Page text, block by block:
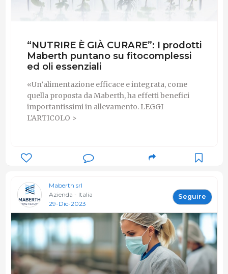
“NUTRIRE È GIÀ CURARE”: I prodotti
Maberth puntano su fitocomplessi
ed oli essenziali
«Un’alimentazione efficace e integrata, come
quella proposta da Maberth, ha effetti benefici
importantissimi in allevamento. LEGGI
L'ARTICOLO >
Maberth srl
Azienda - Italia
29-Dic-2023
Seguire